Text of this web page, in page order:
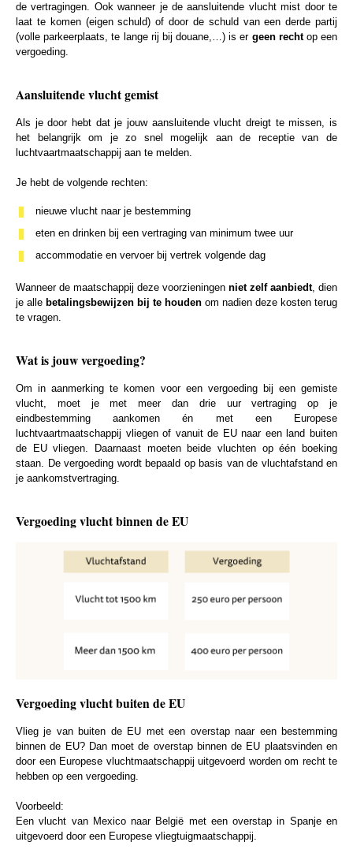
de vertragingen. Ook wanneer je de aansluitende vlucht mist door te
laat te komen (eigen schuld) of door de schuld van een derde partij
(volle parkeerplaats, te lange rij bij douane,…) is er geen rechtop een
vergoeding.
Aansluitende vlucht gemist
Als je door hebt dat je jouw aansluitende vlucht dreigt te missen, is
het belangrijk om je zo snel mogelijk aan de receptie van de
luchtvaartmaatschappij aan te melden.
Je hebt de volgende rechten:
nieuwe vlucht naar je bestemming
eten en drinken bij een vertraging van minimum twee uur
accommodatie en vervoer bij vertrek volgende dag
Wanneer de maatschappij deze voorzieningen niet zelf aanbiedt, dien
je alle betalingsbewijzen bij te houden om nadien deze kosten terug
te vragen.
Wat is jouw vergoeding?
Om in aanmerking te komen voor een vergoeding bij een gemiste
vlucht, moet je met meer dan drie uur vertraging op je
eindbestemming aankomen én met een Europese
luchtvaartmaatschappij vliegen of vanuit de EU naar een land buiten
de EU vliegen. Daarnaast moeten beide vluchten op één boeking
staan. De vergoeding wordt bepaald op basis van de vluchtafstand en
je aankomstvertraging.
Vergoeding vlucht binnen de EU
Vergoeding vlucht buiten de EU
Vlieg je van buiten de EU met een overstap naar een bestemming
binnen de EU? Dan moet de overstap binnen de EU plaatsvinden en
door een Europese vluchtmaatschappij uitgevoerd worden om recht te
hebben op een vergoeding.
Voorbeeld:
Een vlucht van Mexico naar België met een overstap in Spanje en
uitgevoerd door een Europese vliegtuigmaatschappij.